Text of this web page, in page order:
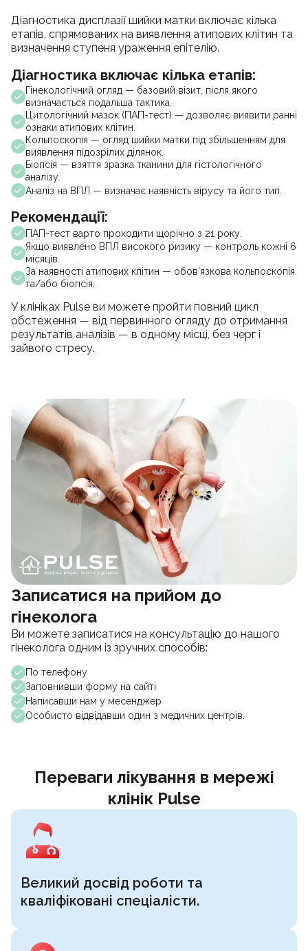
Діагностика дисплазії шийки матки включає кілька
етапів, спрямованих на виявлення атипових клітин та
визначення ступеня ураження епітелію.
Діагностика включає кілька етапів:
Гінекологічний огляд — базовий візит, після якого
визначається подальша тактика.
Цитологічний мазок (ПАП-тест) — дозволяє виявити ранні
ознаки атипових клітин.
Кольпоскопія — огляд шийки матки під збільшенням для
виявлення підозрілих ділянок.
Біопсія — взяття зразка тканини для гістологічного
аналізу.
Аналіз на ВПЛ — визначає наявність вірусу та його тип.
Рекомендації:
ПАП-тест варто проходити щорічно з 21 року.
Якщо виявлено ВПЛ високого ризику — контроль кожні 6
місяців.
За наявності атипових клітин — обов’язкова кольпоскопія
та/або біопсія.
У клініках Pulse ви можете пройти повний цикл
обстеження — від первинного огляду до отримання
результатів аналізів — в одному місці, без черг і
зайвого стресу.
Записатися на прийом до
гінеколога
Ви можете записатися на консультацію до нашого
гінеколога одним із зручних способів:
По телефону
Заповнивши форму на сайті
Написавши нам у месенджер
Особисто відвідавши один з медичних центрів.
Переваги лікування в мережі
клінік Pulse
Великий досвід роботи та
кваліфіковані спеціалісти.